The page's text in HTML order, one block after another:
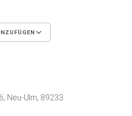
Neu-Ulm, 89233